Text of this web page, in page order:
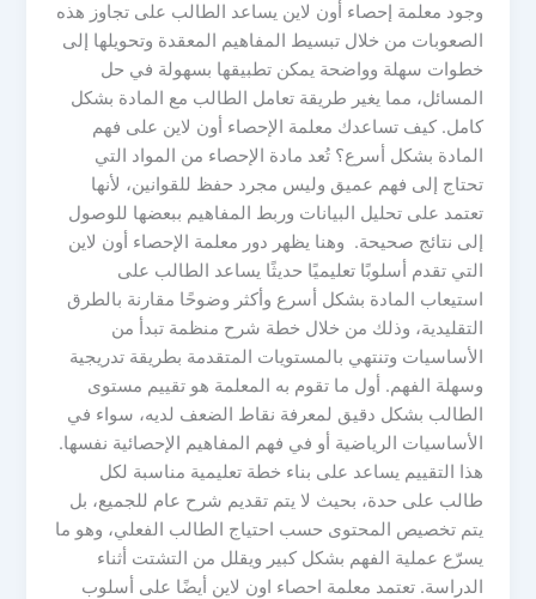
وجود معلمة إحصاء أون لاين يساعد الطالب على تجاوز هذه
الصعوبات من خلال تبسيط المفاهيم المعقدة وتحويلها إلى
خطوات سهلة وواضحة يمكن تطبيقها بسهولة في حل
المسائل، مما يغير طريقة تعامل الطالب مع المادة بشكل
كامل. كيف تساعدك معلمة الإحصاء أون لاين على فهم
المادة بشكل أسرع؟ تُعد مادة الإحصاء من المواد التي
تحتاج إلى فهم عميق وليس مجرد حفظ للقوانين، لأنها
تعتمد على تحليل البيانات وربط المفاهيم ببعضها للوصول
إلى نتائج صحيحة. وهنا يظهر دور معلمة الإحصاء أون لاين
التي تقدم أسلوبًا تعليميًا حديثًا يساعد الطالب على
استيعاب المادة بشكل أسرع وأكثر وضوحًا مقارنة بالطرق
التقليدية، وذلك من خلال خطة شرح منظمة تبدأ من
الأساسيات وتنتهي بالمستويات المتقدمة بطريقة تدريجية
وسهلة الفهم. أول ما تقوم به المعلمة هو تقييم مستوى
الطالب بشكل دقيق لمعرفة نقاط الضعف لديه، سواء في
الأساسيات الرياضية أو في فهم المفاهيم الإحصائية نفسها.
هذا التقييم يساعد على بناء خطة تعليمية مناسبة لكل
طالب على حدة، بحيث لا يتم تقديم شرح عام للجميع، بل
يتم تخصيص المحتوى حسب احتياج الطالب الفعلي، وهو ما
يسرّع عملية الفهم بشكل كبير ويقلل من التشتت أثناء
الدراسة. تعتمد معلمة احصاء اون لاين أيضًا على أسلوب